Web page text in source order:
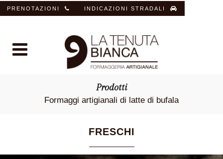
PRENOTAZIONI INDICAZIONI STRADALI
Prodotti
Formaggi artigianali di latte di bufala
FRESCHI